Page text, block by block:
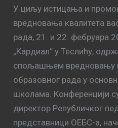
У циљу истицања и
вредновања квалитета
рада, 21. и 22. фебруара
„Кардиал“ у Теслићу,
спољашњем вредновању
образовног рада у
школама. Конференцији
директор Републичког
представници ОЕБС-а,